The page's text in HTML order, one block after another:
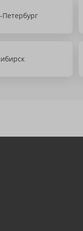
Петербург